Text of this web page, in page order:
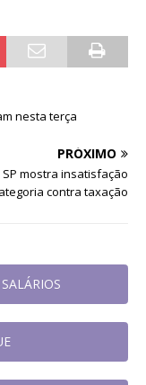
nesta terça
PRÓXIMO
mostra insatisfação
contra taxação